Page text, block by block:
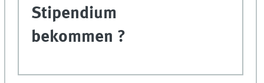
Stipendium
bekommen ?